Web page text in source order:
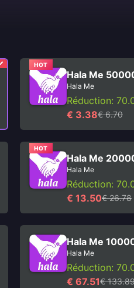
HOT
Hala Me
Hala Me
Réduction:
€ 3.38€ 6.70
HOT
Hala Me
Hala Me
Réduction:
€ 13.50€ 26.78
Hala Me
Hala Me
Réduction:
€ 67.51€